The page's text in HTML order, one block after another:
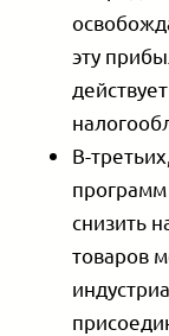
эту
В-
снизить
товаров